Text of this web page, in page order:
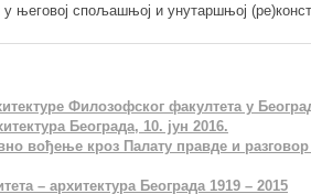
његовој спољашњој и унутаршњој
Филозофског факултета у
Београда, 10. јун 2016.
вођење кроз Палату правде и
– архитектура Београда 1919 – 2015